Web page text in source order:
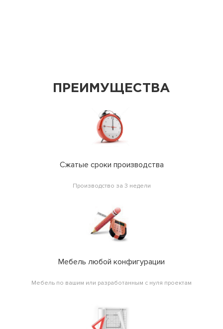
ПРЕИМУЩЕСТВА
Сжатые сроки производства
Производство за 3 недели
Мебель любой конфигурации
Мебель по вашим или разработанным с нуля проектам